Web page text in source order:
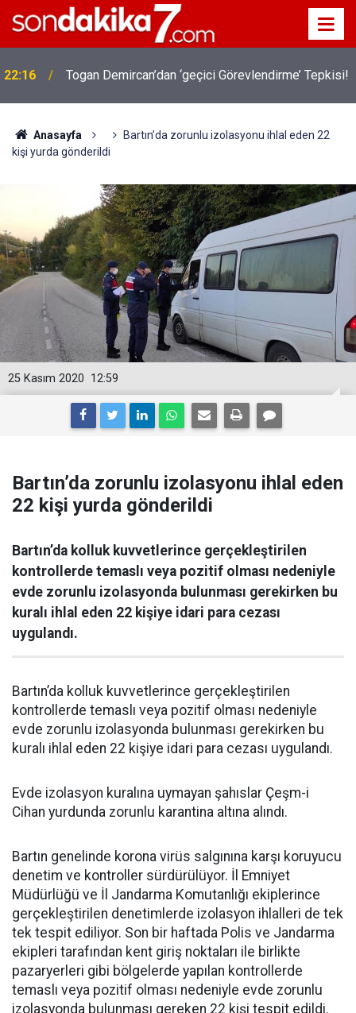
22:16 Togan Demircan’dan ‘geçici Görevlendirme’ Tepkisi!
Anasayfa
Bartın’da zorunlu izolasyonu ihlal eden 22
kişi yurda gönderildi
12:59
25 Kasım 2020
Bartın’da zorunlu izolasyonu ihlal eden
22 kişi yurda gönderildi
Bartın’da kolluk kuvvetlerince gerçekleştirilen
kontrollerde temaslı veya pozitif olması nedeniyle
evde zorunlu izolasyonda bulunması gerekirken bu
kuralı ihlal eden 22 kişiye idari para cezası
uygulandı.
Bartın’da kolluk kuvvetlerince gerçekleştirilen
kontrollerde temaslı veya pozitif olması nedeniyle
evde zorunlu izolasyonda bulunması gerekirken bu
kuralı ihlal eden 22 kişiye idari para cezası uygulandı.
Evde izolasyon kuralına uymayan şahıslar Çeşm-i
Cihan yurdunda zorunlu karantina altına alındı.
Bartın genelinde korona virüs salgınına karşı koruyucu
denetim ve kontroller sürdürülüyor. İl Emniyet
Müdürlüğü ve İl Jandarma Komutanlığı ekiplerince
gerçekleştirilen denetimlerde izolasyon ihlalleri de tek
tek tespit ediliyor. Son bir haftada Polis ve Jandarma
ekipleri tarafından kent giriş noktaları ile birlikte
pazaryerleri gibi bölgelerde yapılan kontrollerde
temaslı veya pozitif olması nedeniyle evde zorunlu
izolasyonda bulunması gereken 22 kişi tespit edildi.